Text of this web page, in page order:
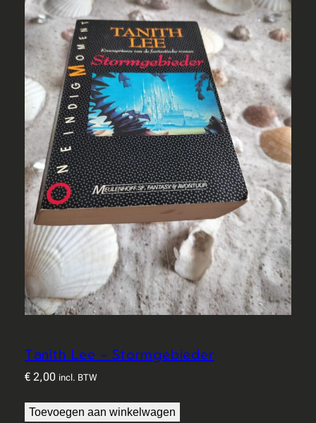
Tanith Lee – Stormgebieder
€2,00 incl. BTW
Toevoegen aan winkelwagen